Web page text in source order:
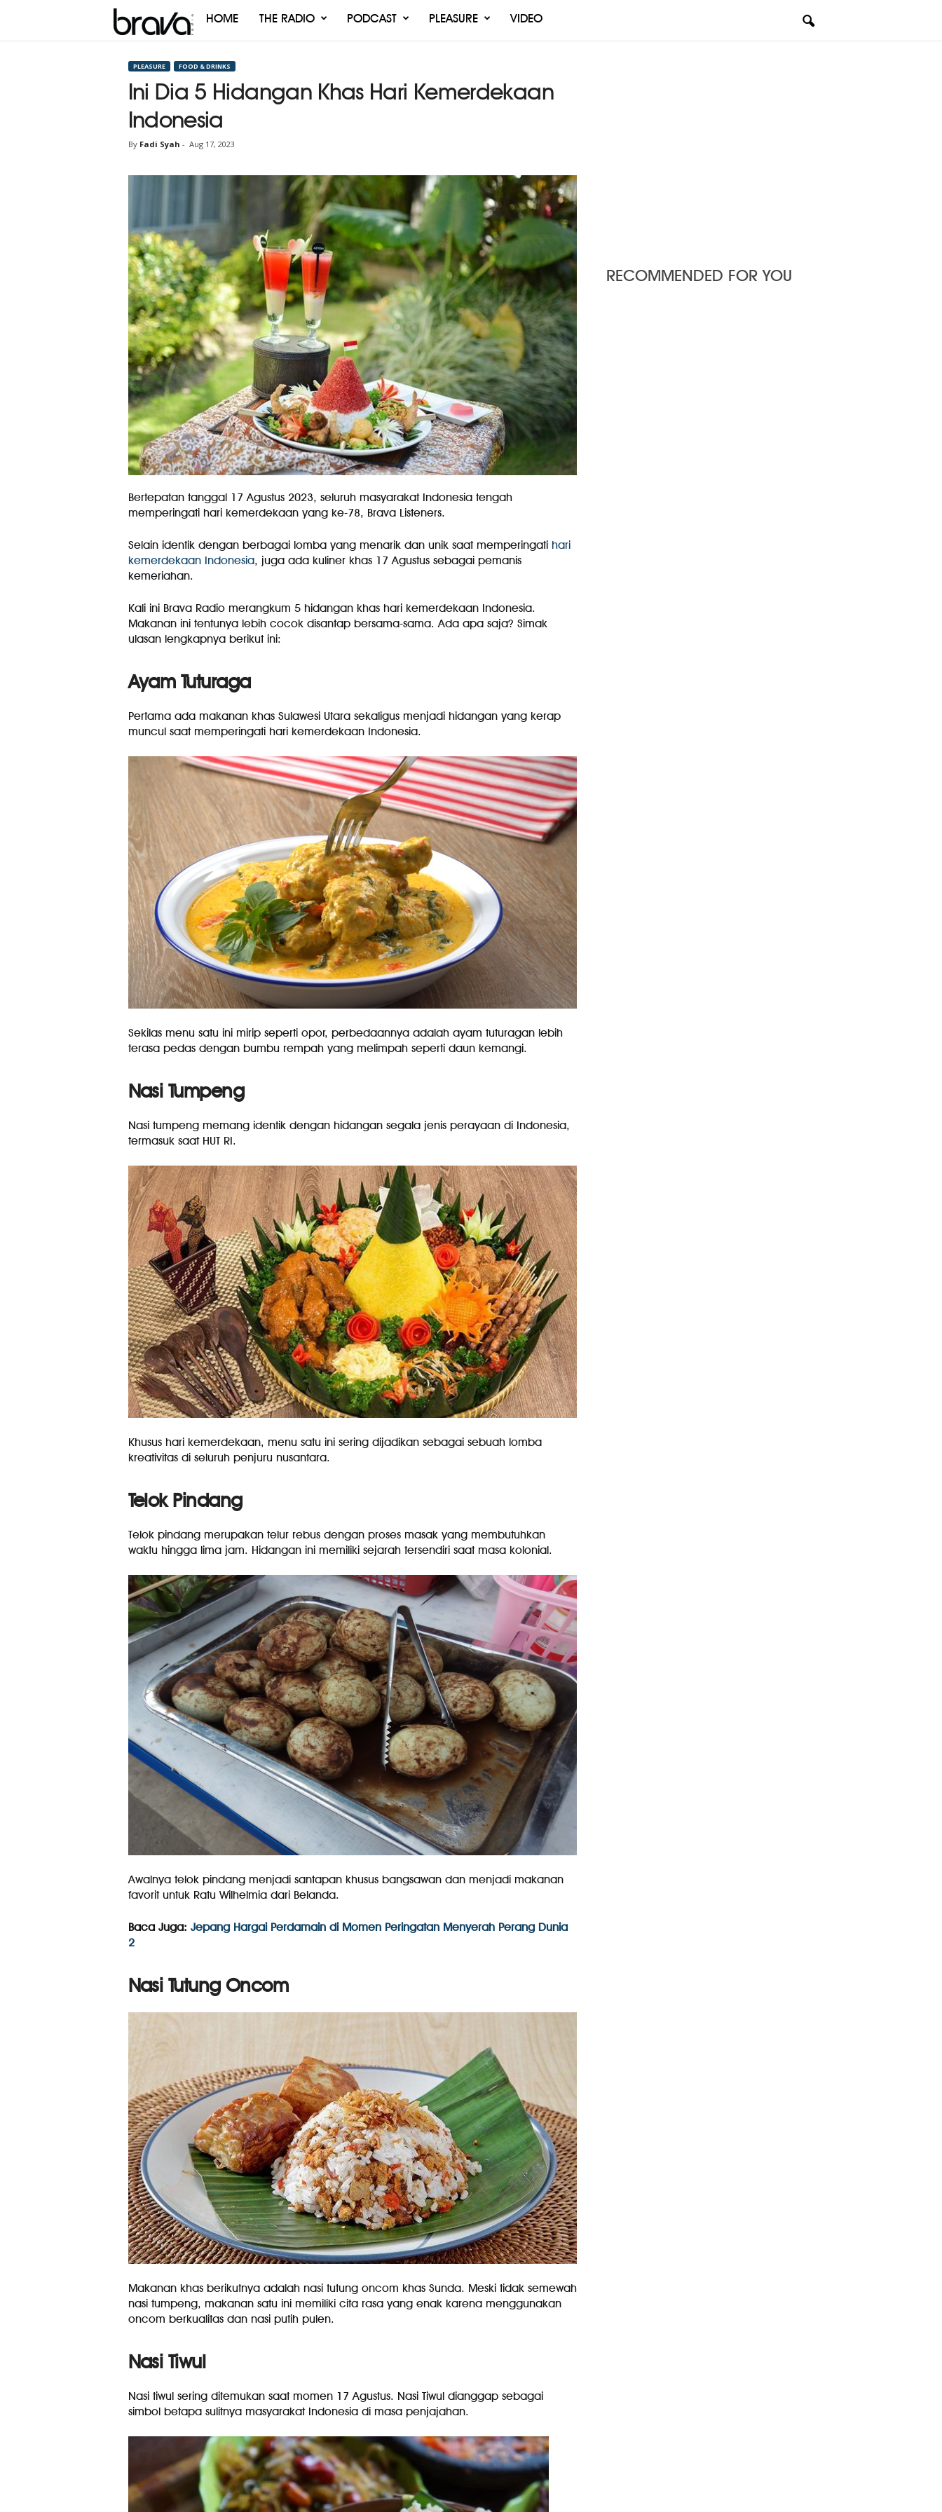
Brava
HOME THE RADIO PODCAST PLEASURE VIDEO
PLEASURE FOOD & DRINKS
Ini Dia 5 Hidangan Khas Hari Kemerdekaan
Indonesia
By Fadi Syah - Aug 17, 2023
Bertepatan tanggal 17 Agustus 2023, seluruh masyarakat Indonesia tengah
memperingati hari kemerdekaan yang ke-78, Brava Listeners.
Selain identik dengan berbagai lomba yang menarik dan unik saat memperingati hari
kemerdekaan Indonesia, juga ada kuliner khas 17 Agustus sebagai pemanis
kemeriahan.
Kali ini Brava Radio merangkum 5 hidangan khas hari kemerdekaan Indonesia.
Makanan ini tentunya lebih cocok disantap bersama-sama. Ada apa saja? Simak
ulasan lengkapnya berikut ini:
Ayam Tuturaga
Pertama ada makanan khas Sulawesi Utara sekaligus menjadi hidangan yang kerap
muncul saat memperingati hari kemerdekaan Indonesia.
Sekilas menu satu ini mirip seperti opor, perbedaannya adalah ayam tuturagan lebih
terasa pedas dengan bumbu rempah yang melimpah seperti daun kemangi.
Nasi Tumpeng
Nasi tumpeng memang identik dengan hidangan segala jenis perayaan di Indonesia,
termasuk saat HUT RI.
Khusus hari kemerdekaan, menu satu ini sering dijadikan sebagai sebuah lomba
kreativitas di seluruh penjuru nusantara.
Telok Pindang
Telok pindang merupakan telur rebus dengan proses masak yang membutuhkan
waktu hingga lima jam. Hidangan ini memiliki sejarah tersendiri saat masa kolonial.
Awalnya telok pindang menjadi santapan khusus bangsawan dan menjadi makanan
favorit untuk Ratu Wilhelmia dari Belanda.
Baca Juga: Jepang Hargai Perdamain di Momen Peringatan Menyerah Perang Dunia
2
Nasi Tutung Oncom
Makanan khas berikutnya adalah nasi tutung oncom khas Sunda. Meski tidak semewah
nasi tumpeng, makanan satu ini memiliki cita rasa yang enak karena menggunakan
oncom berkualitas dan nasi putih pulen.
Nasi Tiwul
Nasi tiwul sering ditemukan saat momen 17 Agustus. Nasi Tiwul dianggap sebagai
simbol betapa sulitnya masyarakat Indonesia di masa penjajahan.
RECOMMENDED FOR YOU